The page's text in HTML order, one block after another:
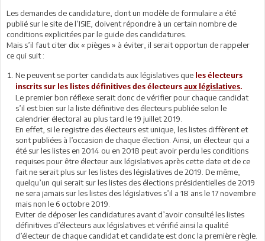
Les demandes de candidature, dont un modèle de formulaire a été
publié sur le site de l’ISIE, doivent répondre à un certain nombre de
conditions explicitées par le guide des candidatures.
Mais s’il faut citer dix « pièges » à éviter, il serait opportun de rappeler
ce qui suit :
Ne peuvent se porter candidats aux législatives que les électeurs
inscrits sur les listes définitives des électeurs aux législatives.
Le premier bon réflexe serait donc de vérifier pour chaque candidat
s’il est bien sur la liste définitive des électeurs publiée selon le
calendrier électoral au plus tard le 19 juillet 2019.
En effet, si le registre des électeurs est unique, les listes diffèrent et
sont publiées à l’occasion de chaque élection. Ainsi, un électeur qui a
été sur les listes en 2014 ou en 2018 peut avoir perdu les conditions
requises pour être électeur aux législatives après cette date et de ce
fait ne serait plus sur les listes des législatives de 2019. De même,
quelqu’un qui serait sur les listes des élections présidentielles de 2019
ne sera jamais sur les listes des législatives s’il a 18 ans le 17 novembre
mais non le 6 octobre 2019.
Eviter de déposer les candidatures avant d’avoir consulté les listes
définitives d’électeurs aux législatives et vérifié ainsi la qualité
d’électeur de chaque candidat et candidate est donc la première règle.